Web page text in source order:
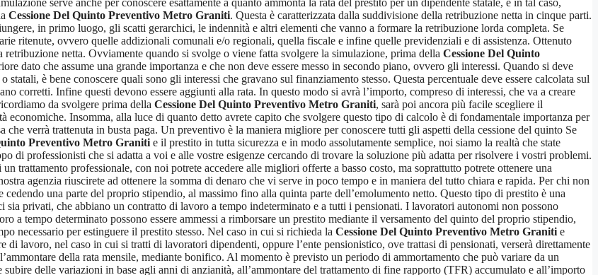
serve anche per conoscere esattamente a quanto ammonta la rata del prestito per un dipendente statale, e in tal caso,
Cessione Del Quinto Preventivo Metro Graniti. Questa è caratterizzata dalla suddivisione della retribuzione netta in cinque parti.
in primo luogo, gli scatti gerarchici, le indennità e altri elementi che vanno a formare la retribuzione lorda completa. Se
ritenute, ovvero quelle addizionali comunali e/o regionali, quella fiscale e infine quelle previdenziali e di assistenza. Ottenuto
netta. Ovviamente quando si svolge o viene fatta svolgere la simulazione, prima della Cessione Del Quinto
dato che assume una grande importanza e che non deve essere messo in secondo piano, ovvero gli interessi. Quando si deve
è bene conoscere quali sono gli interessi che gravano sul finanziamento stesso. Questa percentuale deve essere calcolata sul
corretti. Infine questi devono essere aggiunti alla rata. In questo modo si avrà l’importo, compreso di interessi, che va a creare
da svolgere prima della Cessione Del Quinto Preventivo Metro Graniti, sarà poi ancora più facile scegliere il
Insomma, alla luce di quanto detto avrete capito che svolgere questo tipo di calcolo è di fondamentale importanza per
che verrà trattenuta in busta paga. Un preventivo è la maniera migliore per conoscere tutti gli aspetti della cessione del quinto Se
Preventivo Metro Graniti e il prestito in tutta sicurezza e in modo assolutamente semplice, noi siamo la realtà che state
di professionisti che si adatta a voi e alle vostre esigenze cercando di trovare la soluzione più adatta per risolvere i vostri problemi.
trattamento professionale, con noi potrete accedere alle migliori offerte a basso costo, ma soprattutto potrete ottenere una
agenzia riuscirete ad ottenere la somma di denaro che vi serve in poco tempo e in maniera del tutto chiara e rapida. Per chi non
una parte del proprio stipendio, al massimo fino alla quinta parte dell’emolumento netto. Questo tipo di prestito è una
privati, che abbiano un contratto di lavoro a tempo indeterminato e a tutti i pensionati. I lavoratori autonomi non possono
a tempo determinato possono essere ammessi a rimborsare un prestito mediante il versamento del quinto del proprio stipendio,
necessario per estinguere il prestito stesso. Nel caso in cui si richieda la Cessione Del Quinto Preventivo Metro Graniti e
lavoro, nel caso in cui si tratti di lavoratori dipendenti, oppure l’ente pensionistico, ove trattasi di pensionati, verserà direttamente
della rata mensile, mediante bonifico. Al momento è previsto un periodo di ammortamento che può variare da un
delle variazioni in base agli anni di anzianità, all’ammontare del trattamento di fine rapporto (TFR) accumulato e all’importo